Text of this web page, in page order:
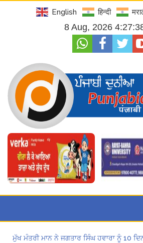
English हिन्दी
8 Aug, 2026